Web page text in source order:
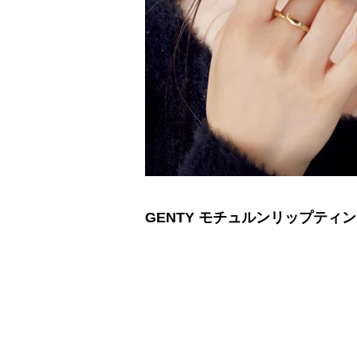
GENTY モチュルンリップティ